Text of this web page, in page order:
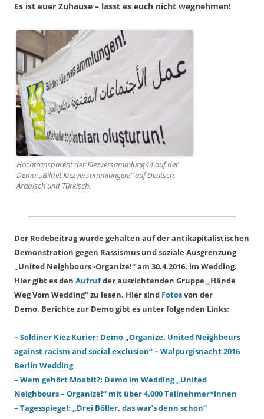
Es ist euer Zuhause – lasst es euch nicht wegnehmen!
Hochtransparent der Kiezversammlung44 auf der
Demo: „Bildet Kiezversammlungen!“ auf Deutsch,
Arabisch und Türkisch.
Der Redebeitrag wurde gehalten auf der antikapitalistischen
Demonstration gegen Rassismus und soziale Ausgrenzung
„United Neighbours -Organize!“ am 30.4.2016. im Wedding.
Hier gibt es den Aufrufder ausrichtenden Gruppe „Hände
Weg Vom Wedding“ zu lesen. Hier sind Fotosvon der
Demo. Berichte zur Demo gibt es unter folgenden Links:
– Soldiner Kiez Kurier: Demo „Organize. United Neighbours
against racism and social exclusion“ – Walpurgisnacht 2016
Berlin Wedding
– Wem gehört Moabit?: Demo im Wedding „United
Neighbours – Organize!“ mit über 4.000 Teilnehmer*innen
– Tagesspiegel: „Drei Böller, das war’s denn schon“